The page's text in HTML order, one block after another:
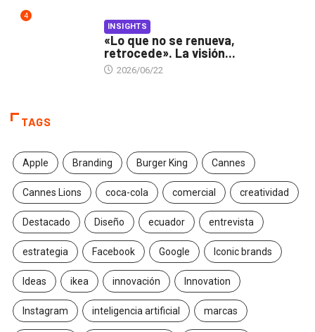
4
INSIGHTS
«Lo que no se renueva,
retrocede». La visión...
2026/06/22
TAGS
Apple Branding Burger King Cannes
Cannes Lions coca-cola comercial creatividad
Destacado Diseño ecuador entrevista
estrategia Facebook Google Iconic brands
Ideas ikea innovación Innovation
Instagram inteligencia artificial marcas